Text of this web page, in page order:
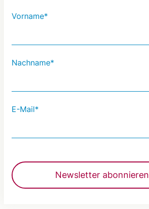
Vorname*
Nachname*
E-Mail*
Newsletter abonnieren